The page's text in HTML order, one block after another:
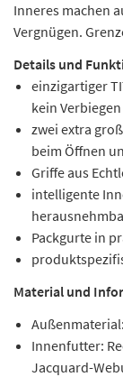
Inneres machen
Vergnügen.
Details und
einzigartiger
kein
zwei extra
beim Öffnen
Griffe aus
intelligente
Packgurte in
Material und
Innenfutter:
Jacquard-